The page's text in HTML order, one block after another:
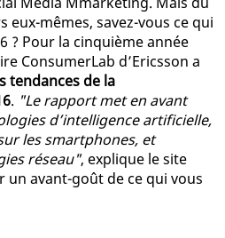
eux-mêmes, savez-vous ce qui
? Pour la cinquième année
ConsumerLab d’Ericsson a
tendances de la
. "Le rapport met en avant
d’intelligence artificielle,
les smartphones, et
réseau", explique le site
un avant-goût de ce qui vous